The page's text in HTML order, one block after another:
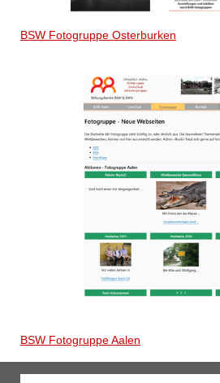
BSW Fotogruppe Osterburken
BSW Fotogruppe Aalen